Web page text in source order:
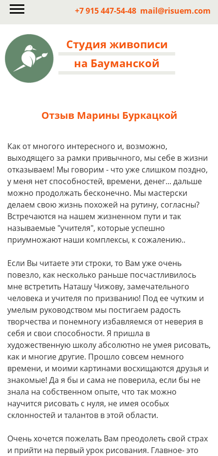
Студия живописи
на Бауманской
+7 915 447-54-48 mail@risuem.com
Отзыв Марины Буркацкой
Как от многого интересного и, возможно,
выходящего за рамки привычного, мы себе в жизни
отказываем! Мы говорим - что уже слишком поздно,
у меня нет способностей, времени, денег... дальше
можно продолжать бесконечно. Мы мастерски
делаем свою жизнь похожей на рутину, согласны?
Встречаются на нашем жизненном пути и так
называемые "учителя", которые успешно
приумножают наши комплексы, к сожалению..
Если Вы читаете эти строки, то Вам уже очень
повезло, как несколько раньше посчастливилось
мне встретить Наташу Чижову, замечательного
человека и учителя по призванию! Под ее чутким и
умелым руководством мы постигаем радость
творчества и понемногу избавляемся от неверия в
себя и свои способности. Я пришла в
художественную школу абсолютно не умея рисовать,
как и многие другие. Прошло совсем немного
времени, и моими картинами восхищаются друзья и
знакомые! Да я бы и сама не поверила, если бы не
знала на собственном опыте, что так можно
научится рисовать с нуля, не имея особых
склонностей и талантов в этой области.
Очень хочется пожелать Вам преодолеть свой страх
и прийти на первый урок рисования. Главное- это